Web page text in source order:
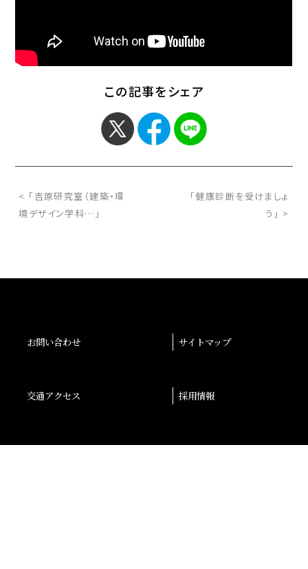
この記事をシェア
< 「吉原研究室（建築・環
境デザイン学科…」
「健康診断を受けましょ
う」 >
お問い合わせ サイトマップ
交通アクセス 採用情報